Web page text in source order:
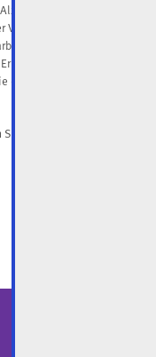
verarbeitet, die für
(EU) Nr. 2016/679
personenbezogener
der angeforderten
korrekte Auswertung